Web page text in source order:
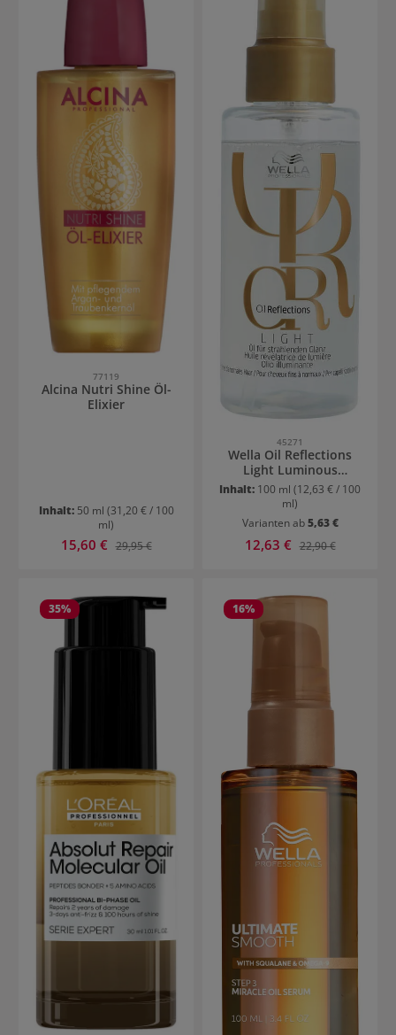
77119
Alcina Nutri Shine Öl-
Elixier
Inhalt: 50 ml (31,20 € / 100
ml)
Verkaufspreis:
15,60 € Regulärer Preis:
29,95 €
45271
Wella Oil Reflections
Light Luminous
Reflective Oil
Inhalt: 100 ml (12,63 € / 100
ml)
Varianten ab5,63 €
Verkaufspreis:
12,63 € Regulärer Preis:
22,90 €
35% 16%